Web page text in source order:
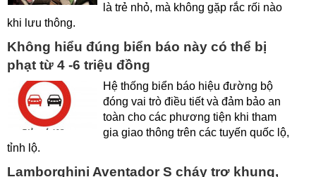
là trẻ nhỏ, mà không gặp rắc rối nào
khi lưu thông.
Không hiểu đúng biển báo này có thể bị
phạt từ 4 -6 triệu đồng
Hệ thống biển báo hiệu đường bộ
đóng vai trò điều tiết và đảm bảo an
toàn cho các phương tiện khi tham
gia giao thông trên các tuyến quốc lộ,
tỉnh lộ.
Lamborghini Aventador S cháy trơ khung,